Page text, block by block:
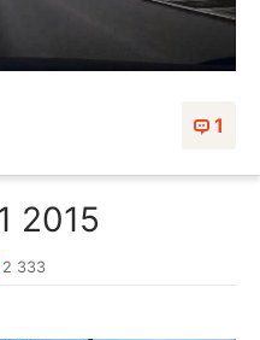
1
2015
2 333